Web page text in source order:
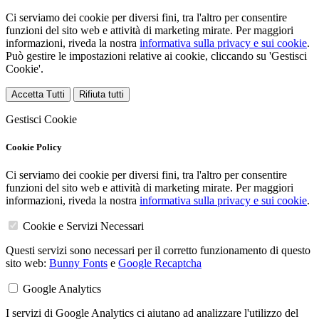
Ci serviamo dei cookie per diversi fini, tra l'altro per consentire
funzioni del sito web e attività di marketing mirate. Per maggiori
informazioni, riveda la nostra informativa sulla privacy e sui cookie.
Può gestire le impostazioni relative ai cookie, cliccando su 'Gestisci
Cookie'.
Accetta Tutti Rifiuta tutti
Gestisci Cookie
Cookie Policy
Ci serviamo dei cookie per diversi fini, tra l'altro per consentire
funzioni del sito web e attività di marketing mirate. Per maggiori
informazioni, riveda la nostra informativa sulla privacy e sui cookie.
Cookie e Servizi Necessari
Questi servizi sono necessari per il corretto funzionamento di questo
sito web: Bunny Fonts e Google Recaptcha
Google Analytics
I servizi di Google Analytics ci aiutano ad analizzare l'utilizzo del